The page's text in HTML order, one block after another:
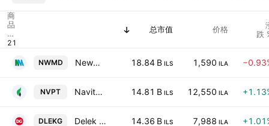
商
品
代
码
总市值 价格
跌
NWMD Newmed Energy Limited Partnership 18.84 B ILS 1,590 ILA
NVPT Navitas Petroleum LP 14.81 B ILS 12,550 ILA
DLEKG Delek Group Ltd. 14.36 B ILS 7,988 ILA